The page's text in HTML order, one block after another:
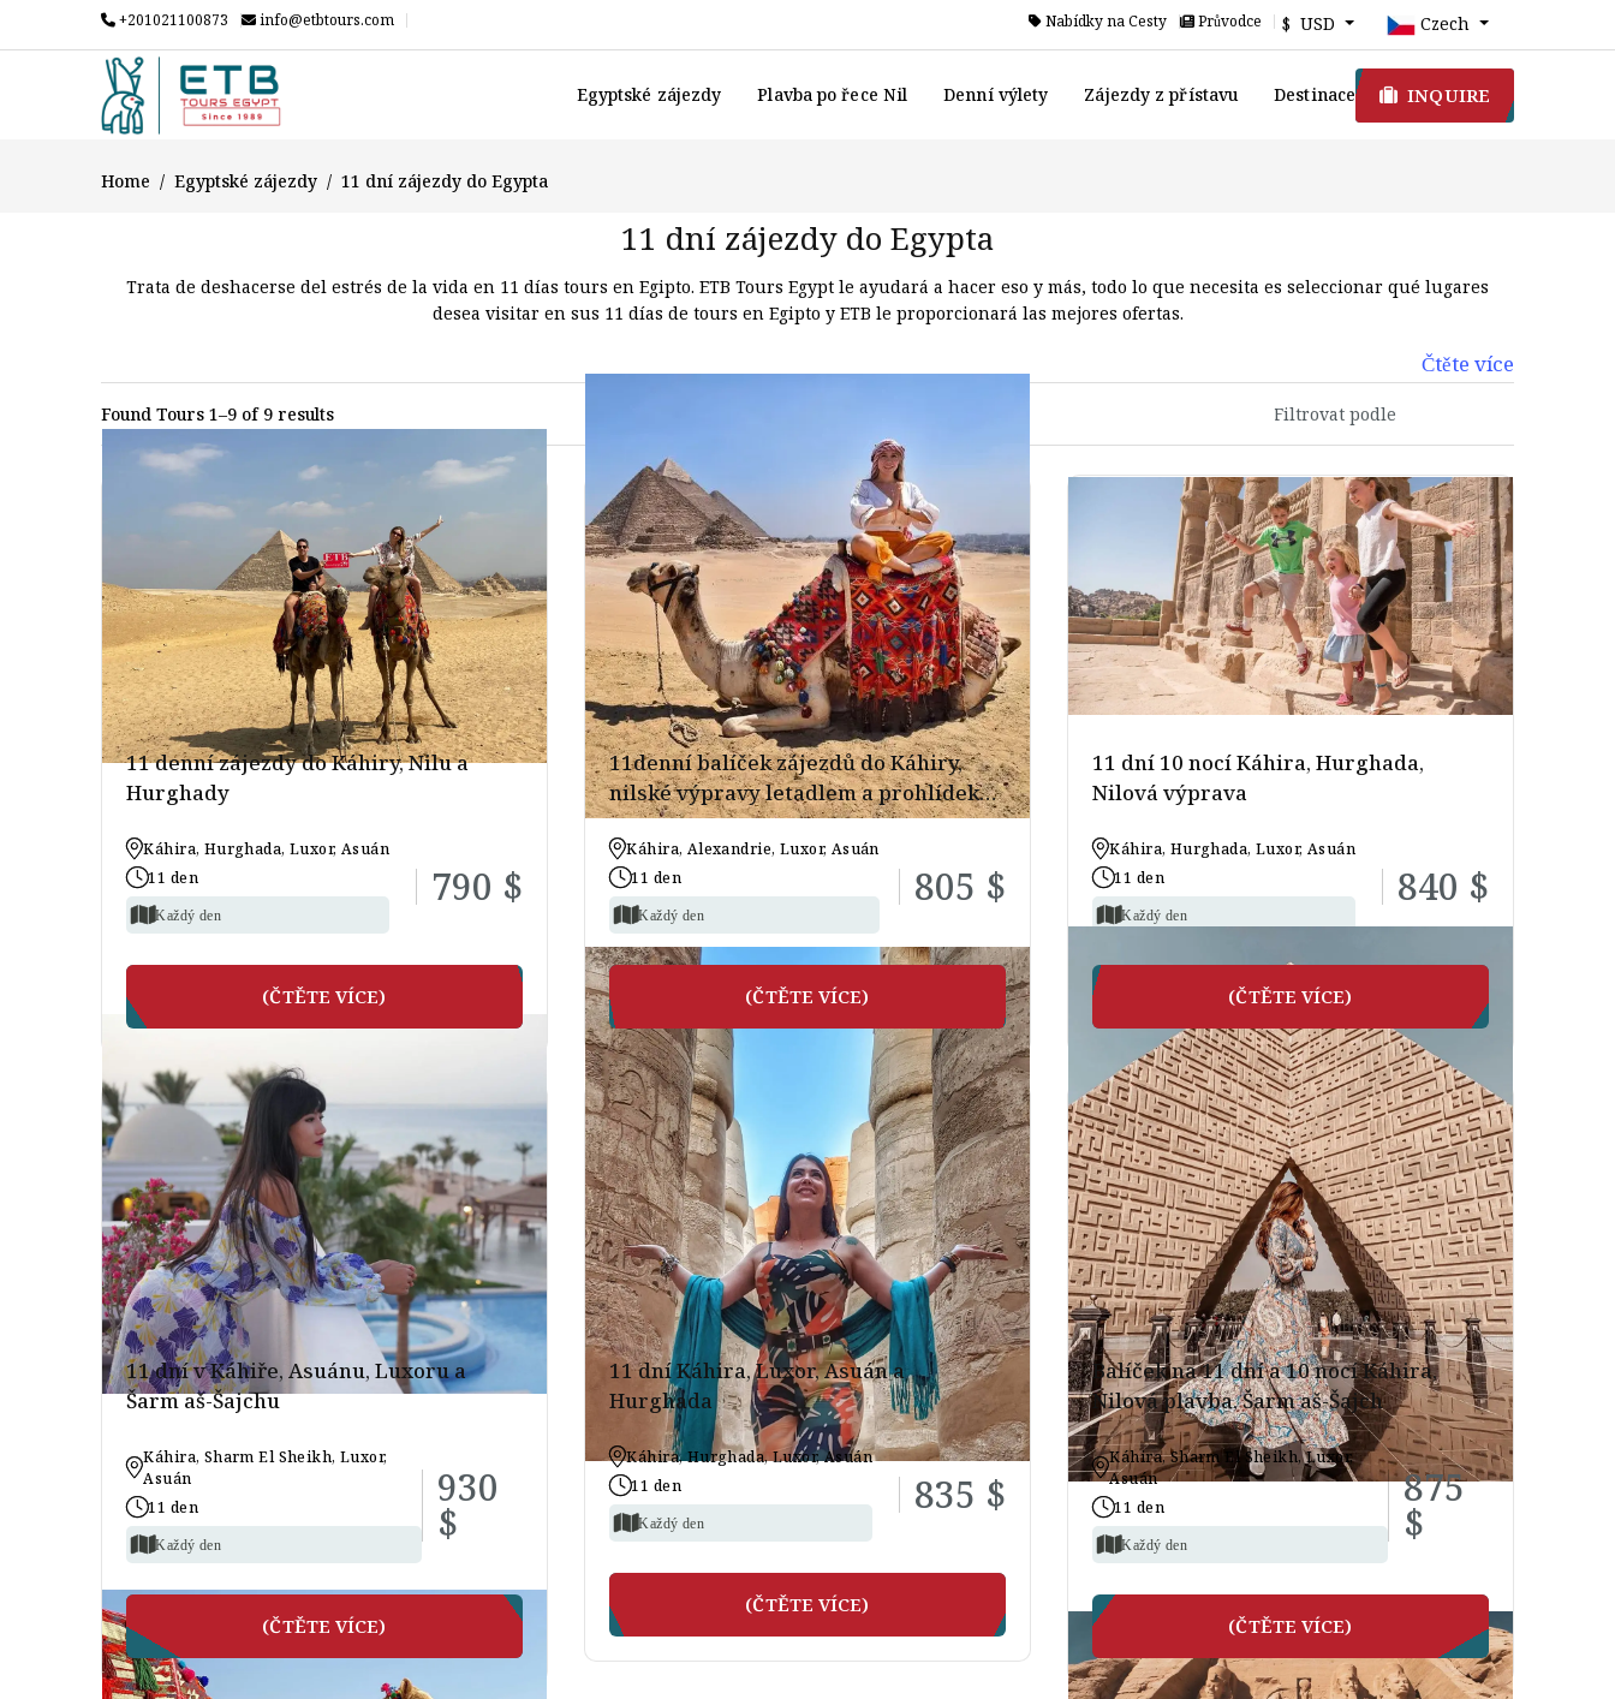
+201021100873 info@etbtours.com Nabídky na Cesty Průvodce $ USD Czech
Egyptské zájezdy Plavba po řece Nil Denní výlety Zájezdy z přístavu Destinace INQUIRE
Home Egyptské zájezdy 11 dní zájezdy do Egypta
11 dní zájezdy do Egypta
Trata de deshacerse del estrés de la vida en 11 días tours en Egipto. ETB Tours Egypt le ayudará a hacer eso y más, todo lo que necesita es seleccionar qué lugares
desea visitar en sus 11 días de tours en Egipto y ETB le proporcionará las mejores ofertas.
Čtěte více
Found Tours 1–9 of 9 results
11 denní zájezdy do Káhiry, Nilu a
Hurghady
Káhira, Hurghada, Luxor, Asuán
11 den
Každý den
790 $
(ČTĚTE VÍCE)
11denní balíček zájezdů do Káhiry,
nilské výpravy letadlem a prohlídek
Alexandrie
Káhira, Alexandrie, Luxor, Asuán
11 den
Každý den
805 $
(ČTĚTE VÍCE)
11 dní 10 nocí Káhira, Hurghada,
Nilová výprava
Káhira, Hurghada, Luxor, Asuán
11 den
Každý den
840 $
(ČTĚTE VÍCE)
11 dní v Káhiře, Asuánu, Luxoru a
Šarm aš-Šajchu
Káhira, Sharm El Sheikh, Luxor,
Asuán
11 den
Každý den
930
$
(ČTĚTE VÍCE)
11 dní Káhira, Luxor, Asuán a
Hurghada
Káhira, Hurghada, Luxor, Asuán
11 den
Každý den
835 $
(ČTĚTE VÍCE)
Balíček na 11 dní a 10 nocí Káhira,
Nilová plavba, Šarm aš-Šajch
Káhira, Sharm El Sheikh, Luxor,
Asuán
11 den
Každý den
875
$
(ČTĚTE VÍCE)